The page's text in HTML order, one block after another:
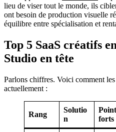
lieu de viser tout le monde, ils
ont besoin de production visuelle
équilibre entre spécialisation et
Top 5 SaaS créatifs
Studio en tête
Parlons chiffres. Voici comment
actuellement :
Rang
Solutio
n
forts